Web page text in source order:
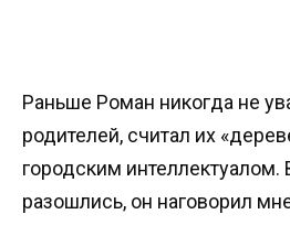
Раньше Роман никогда не
родителей, считал их
городским интеллектуалом.
разошлись, он наговорил